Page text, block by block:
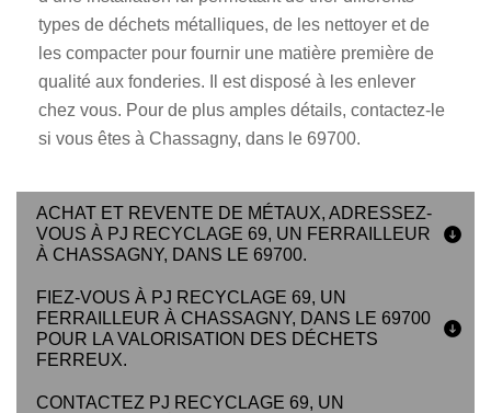
types de déchets métalliques, de les nettoyer et de
les compacter pour fournir une matière première de
qualité aux fonderies. Il est disposé à les enlever
chez vous. Pour de plus amples détails, contactez-le
si vous êtes à Chassagny, dans le 69700.
ACHAT ET REVENTE DE MÉTAUX, ADRESSEZ-
VOUS À PJ RECYCLAGE 69, UN FERRAILLEUR
À CHASSAGNY, DANS LE 69700.
FIEZ-VOUS À PJ RECYCLAGE 69, UN
FERRAILLEUR À CHASSAGNY, DANS LE 69700
POUR LA VALORISATION DES DÉCHETS
FERREUX.
CONTACTEZ PJ RECYCLAGE 69, UN